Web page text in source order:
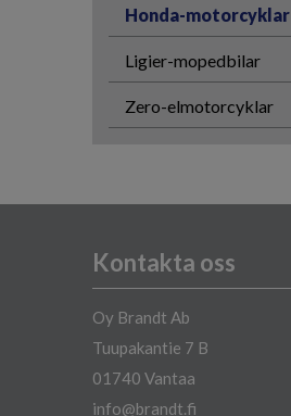
Honda-motorcyklar
Ligier-mopedbilar
Zero-elmotorcyklar
Kontakta oss
Oy Brandt Ab
Tuupakantie 7 B
01740 Vantaa
info@brandt.fi